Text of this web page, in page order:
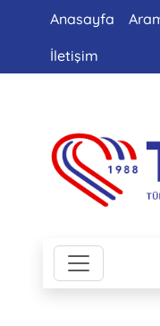
Anasayfa
İletişim